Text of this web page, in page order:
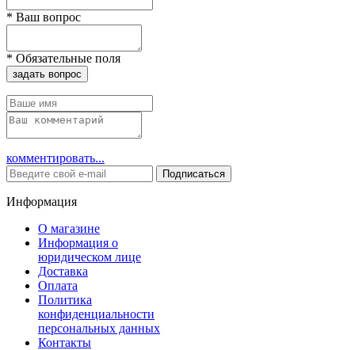
* Ваш вопрос
* Обязательные поля
задать вопрос
комментировать...
Подписаться
Информация
О магазине
Информация о
юридическом лице
Доставка
Оплата
Политика
конфиденциальности
персональных данных
Контакты